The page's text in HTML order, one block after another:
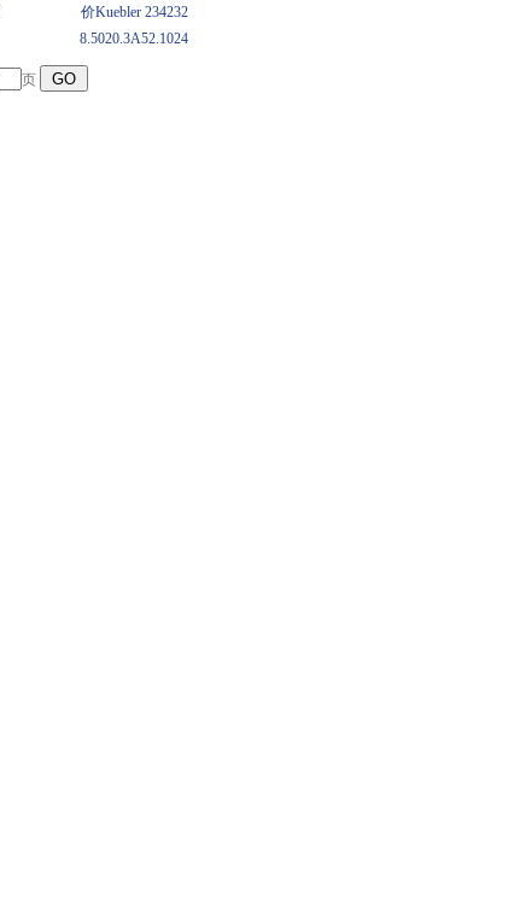
价Kuebler 234232
8.5020.3A52.1024
页